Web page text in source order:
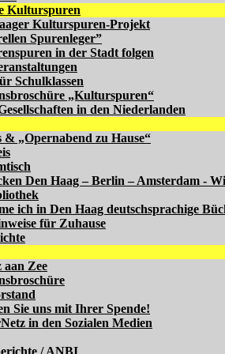
Kulturspuren
Kulturspuren-Projekt
Spurenleger”
in der Stadt folgen
Schulklassen
„Kulturspuren“
in den Niederlanden
& „Opernabend zu Hause“
Den Haag – Berlin – Amsterdam -
ich in Den Haag deutschsprachige
für Zuhause
Zee
Sie uns mit Ihrer Spende!
in den Sozialen Medien
/ ANBI